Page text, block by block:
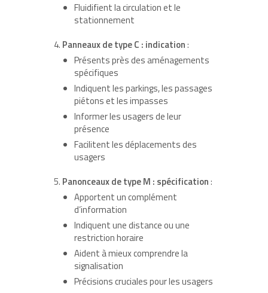
Fluidifient la circulation et le
stationnement
Panneaux de type C : indication:
Présents près des aménagements
spécifiques
Indiquent les parkings, les passages
piétons et les impasses
Informer les usagers de leur
présence
Facilitent les déplacements des
usagers
Panonceaux de type M : spécification:
Apportent un complément
d’information
Indiquent une distance ou une
restriction horaire
Aident à mieux comprendre la
signalisation
Précisions cruciales pour les usagers